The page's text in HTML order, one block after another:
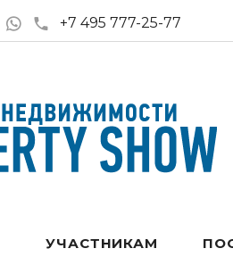
+7 495 777-25-77
УЧАСТНИКАМ